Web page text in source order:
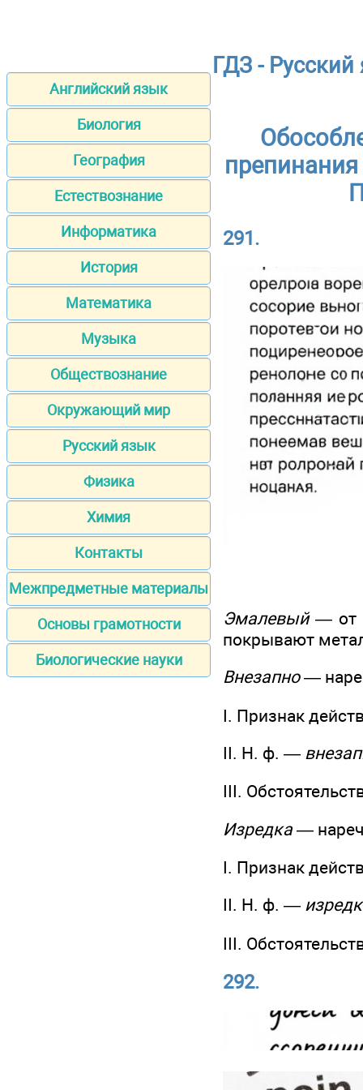
Английский язык
Биология
География
Естествознание
Информатика
История
Математика
Музыка
Обществознание
Окружающий мир
Русский язык
Физика
Химия
Контакты
Межпредметные материалы
Основы грамотности
Биологические науки
ГДЗ -
291.
Эмалевый— от
покрывают
Внезапно—
I. Признак
II. Н. ф. —
III.
Изредка —
I. Признак
II. Н. ф. —
III.
292.